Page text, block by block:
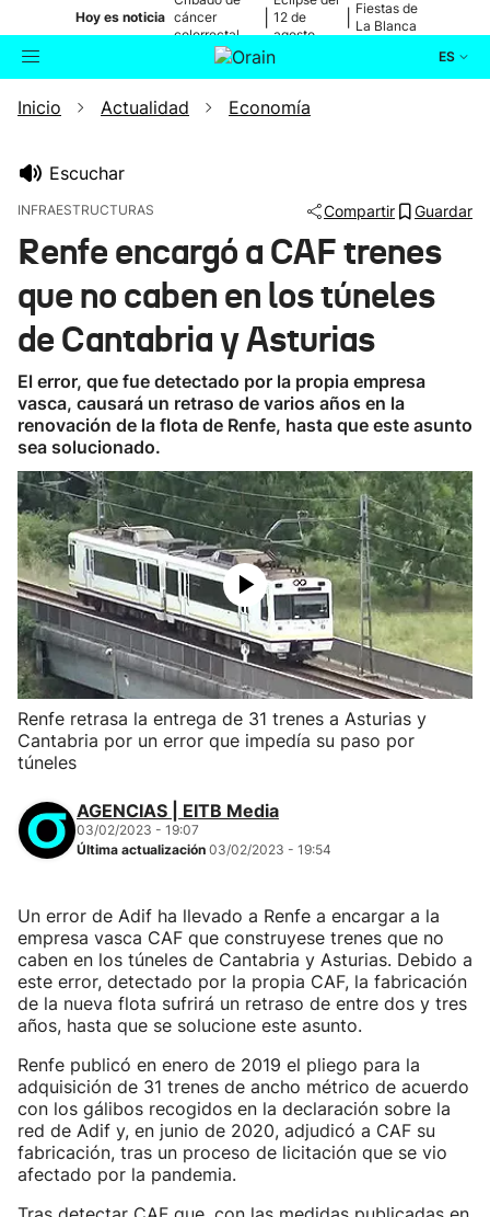
Hoy es noticia cáncer
colorrectal
12 de
agosto
Fiestas de
La Blanca
ES
Buscador Actualidad
Ikusmiran
Eguraldia
Inicio Actualidad Economía
Escuchar
INFRAESTRUCTURAS Compartir Guardar
Renfe encargó a CAF trenes
que no caben en los túneles
de Cantabria y Asturias
El error, que fue detectado por la propia empresa
vasca, causará un retraso de varios años en la
renovación de la flota de Renfe, hasta que este asunto
sea solucionado.
Renfe retrasa la entrega de 31 trenes a Asturias y
Cantabria por un error que impedía su paso por
túneles
AGENCIAS | EITB Media
03/02/2023 - 19:07
Última actualización 03/02/2023 - 19:54
Un error de Adif ha llevado a Renfe a encargar a la
empresa vasca CAF que construyese trenes que no
caben en los túneles de Cantabria y Asturias. Debido a
este error, detectado por la propia CAF, la fabricación
de la nueva flota sufrirá un retraso de entre dos y tres
años, hasta que se solucione este asunto.
Renfe publicó en enero de 2019 el pliego para la
adquisición de 31 trenes de ancho métrico de acuerdo
con los gálibos recogidos en la declaración sobre la
red de Adif y, en junio de 2020, adjudicó a CAF su
fabricación, tras un proceso de licitación que se vio
afectado por la pandemia.